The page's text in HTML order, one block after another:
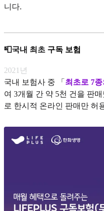
니다.
📮국내 최초 구독 보험
2021년
국내 보험사 중
「 최초로 7
여 3개월 간 약 5천 건을 판
로 한시적 온라인 판매만 허